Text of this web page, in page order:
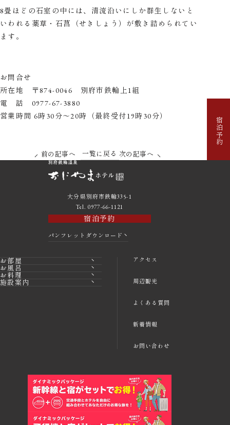
8畳ほどの石室の中には、清流沿いにしか群生しないと
いわれる薬草・石菖（せきしょう）が敷き詰められてい
ます。
お問合せ
所在地 〒874-0046 別府市鉄輪上1組
電 話 0977-67-3880
営業時間 6時30分～20時（最終受付19時30分）
前の記事へ 一覧に戻る 次の記事へ
宿泊予約
大分県別府市鉄輪335-1
Tel. 0977-66-1121
宿泊予約
パンフレットダウンロード
お部屋
お風呂
お料理
施設案内
アクセス
周辺観光
よくある質問
新着情報
お問い合わせ